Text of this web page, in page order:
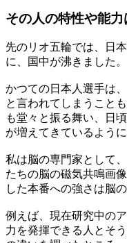
その人の特性や能力
先のリオ五輪では、日
に、国中が沸きました。
かつての日本人選手は
と言われてしまうこと
も堂々と振る舞い、日
が増えてきているように
私は脳の専門家として
たちの脳の磁気共鳴画
した本番への強さは脳
例えば、現在研究中の
力を発揮できる人とそ